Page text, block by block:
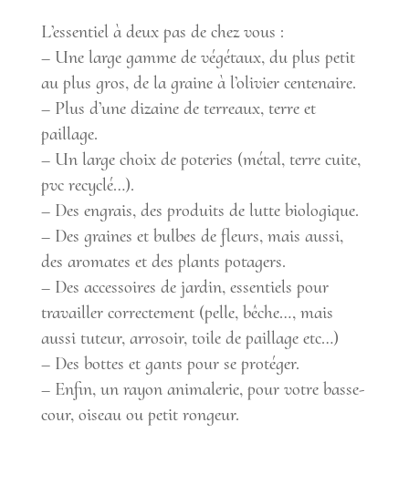
L’essentiel à deux pas de chez vous :
– Une large gamme de végétaux, du plus petit
au plus gros, de la graine à l’olivier centenaire.
– Plus d’une dizaine de terreaux, terre et
paillage.
– Un large choix de poteries (métal, terre cuite,
pvc recyclé…).
– Des engrais, des produits de lutte biologique.
– Des graines et bulbes de fleurs, mais aussi,
des aromates et des plants potagers.
– Des accessoires de jardin, essentiels pour
travailler correctement (pelle, bêche…, mais
aussi tuteur, arrosoir, toile de paillage etc…)
– Des bottes et gants pour se protéger.
– Enfin, un rayon animalerie, pour votre basse-
cour, oiseau ou petit rongeur.